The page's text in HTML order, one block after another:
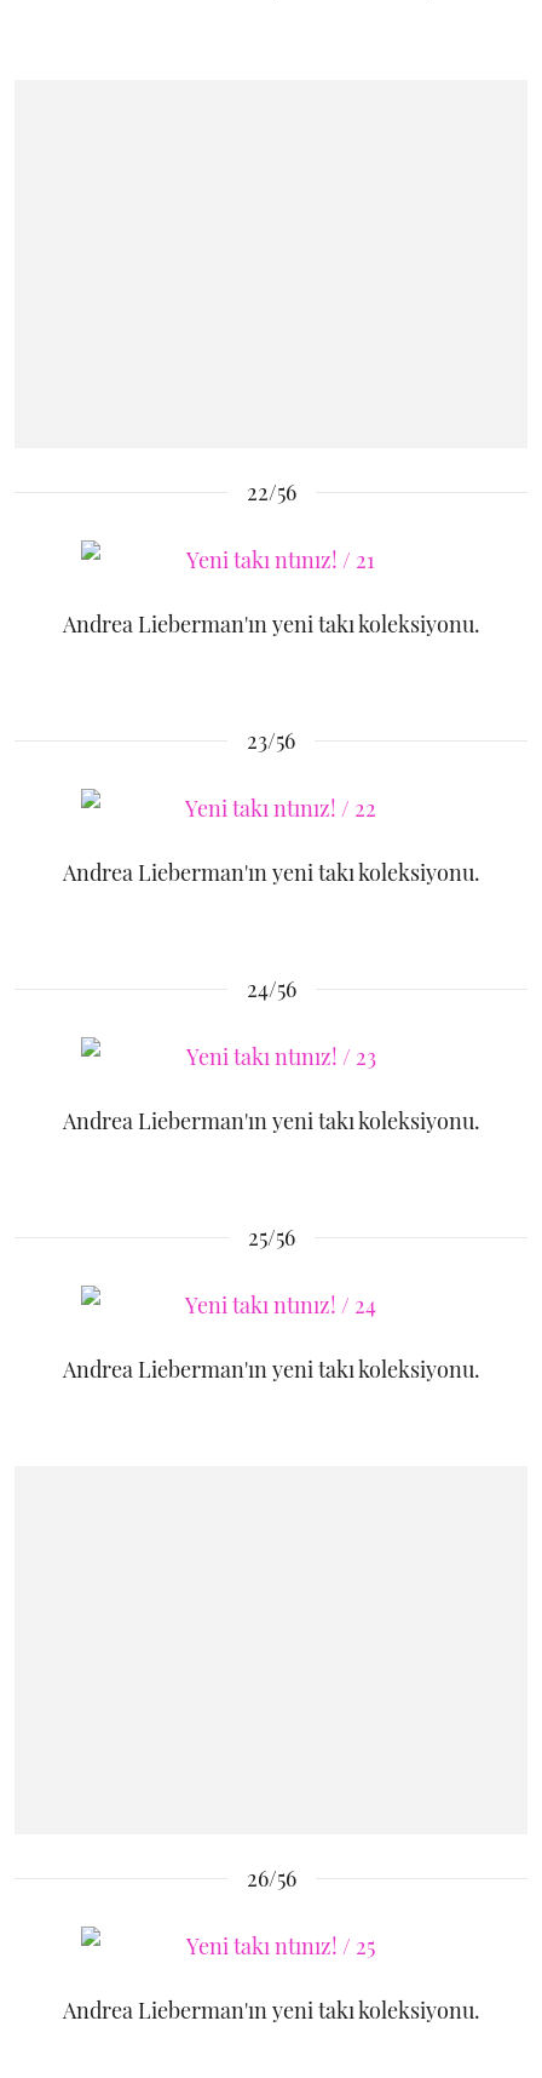
22/56
Andrea Lieberman'ın yeni takı koleksiyonu.
23/56
Andrea Lieberman'ın yeni takı koleksiyonu.
24/56
Andrea Lieberman'ın yeni takı koleksiyonu.
25/56
Andrea Lieberman'ın yeni takı koleksiyonu.
26/56
Andrea Lieberman'ın yeni takı koleksiyonu.